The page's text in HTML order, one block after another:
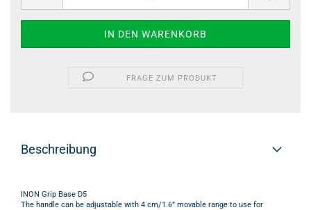
FRAGE ZUM PRODUKT
Beschreibung
INON Grip Base D5
The handle can be adjustable with 4 cm/1.6” movable range to use for